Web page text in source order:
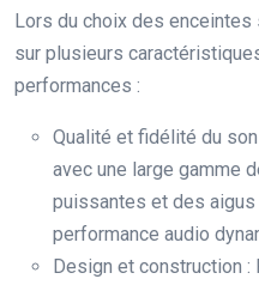
Lors du choix des enceintes
sur plusieurs
performances :
Qualité et fidélité du
avec une large gamme
puissantes et des
performance audio
Design et construction